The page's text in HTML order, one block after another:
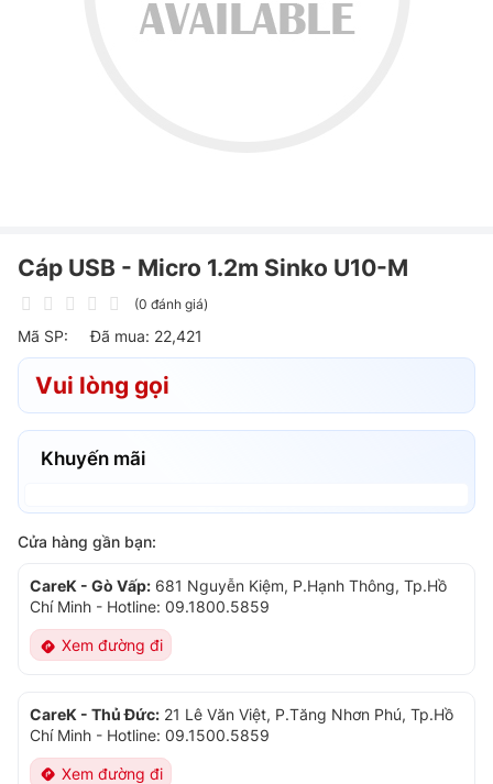
Cáp USB - Micro 1.2m Sinko U10-M
(0 đánh giá)
Mã SP: Đã mua: 22,421
Vui lòng gọi
Khuyến mãi
Cửa hàng gần bạn:
CareK - Gò Vấp: 681 Nguyễn Kiệm, P.Hạnh Thông, Tp.Hồ
Chí Minh - Hotline: 09.1800.5859
Xem đường đi
CareK - Thủ Đức: 21 Lê Văn Việt, P.Tăng Nhơn Phú, Tp.Hồ
Chí Minh - Hotline: 09.1500.5859
Xem đường đi